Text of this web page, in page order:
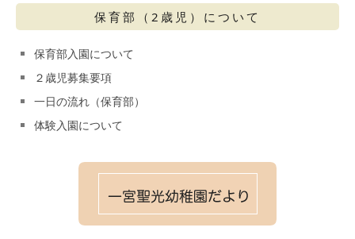
保育部（2歳児）について
保育部入園について
２歳児募集要項
一日の流れ（保育部）
体験入園について